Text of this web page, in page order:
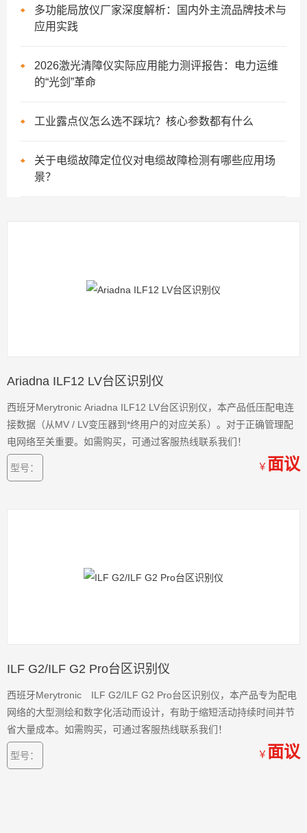
多功能局放仪厂家深度解析：国内外主流品牌技术与
应用实践
2026激光清障仪实际应用能力测评报告：电力运维
的“光剑”革命
工业露点仪怎么选不踩坑？核心参数都有什么
关于电缆故障定位仪对电缆故障检测有哪些应用场
景？
Ariadna ILF12 LV台区识别仪
西班牙Merytronic Ariadna ILF12 LV台区识别仪，本产品低压配电连
接数据（从MV / LV变压器到*终用户的对应关系）。对于正确管理配
电网络至关重要。如需购买，可通过客服热线联系我们！
型号： ￥ 面议
ILF G2/ILF G2 Pro台区识别仪
西班牙Merytronic ILF G2/ILF G2 Pro台区识别仪，本产品专为配电
网络的大型测绘和数字化活动而设计，有助于缩短活动持续时间并节
省大量成本。如需购买，可通过客服热线联系我们！
型号： ￥ 面议